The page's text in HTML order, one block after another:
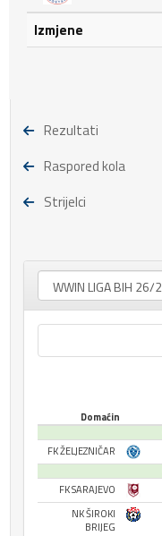
Izmjene
Rezultati
Raspored kola
Strijelci
Domaćin
FK ŽELJEZNIČAR
FK SARAJEVO
NK ŠIROKI
BRIJEG